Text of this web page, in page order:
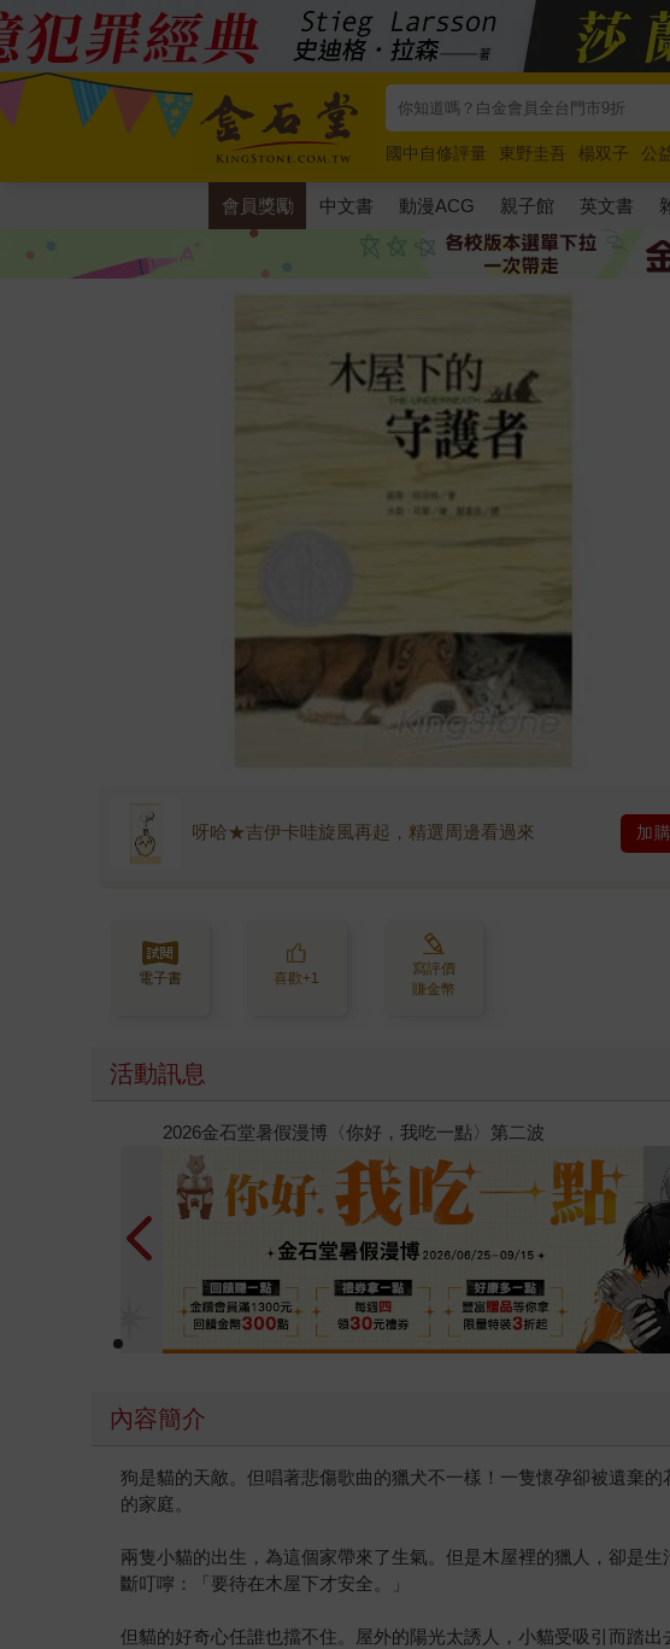
國中自修評量 東野圭吾 楊双子 公
唯紅花綻放
奧德賽 路邊攤新作 馬
會員獎勵 中文書 動漫ACG 親子館 英文書
呀哈★吉伊卡哇旋風再起，精選周邊看過來 加購
電子書 喜歡+1
寫評價
賺金幣
活動訊息
春光ｘ奇幻基地｜全書系展
內容簡介
狗是貓的天敵。但唱著悲傷歌曲的獵犬不一樣！一隻懷孕卻被遺棄
的家庭。
兩隻小貓的出生，為這個家帶來了生氣。但是木屋裡的獵人，卻是
斷叮嚀：「要待在木屋下才安全。」
但貓的好奇心任誰也擋不住。屋外的陽光太誘人，小貓受吸引而踏